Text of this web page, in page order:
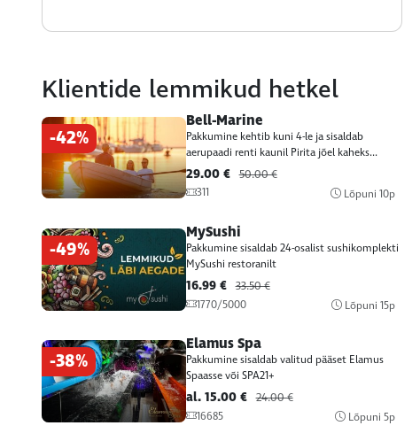
Klientide lemmikud hetkel
-42%
Bell-Marine
Pakkumine kehtib kuni 4-le ja sisaldab
aerupaadi renti kaunil Pirita jõel kaheks...
29.00 € 50.00 €
311
Lõpuni10p
-49%
MySushi
Pakkumine sisaldab 24-osalist sushikomplekti
MySushi restoranilt
16.99 € 33.50 €
1770/5000
Lõpuni15p
-38%
Elamus Spa
Pakkumine sisaldab valitud pääset Elamus
Spaasse või SPA21+
al. 15.00 € 24.00 €
16685
Lõpuni5p